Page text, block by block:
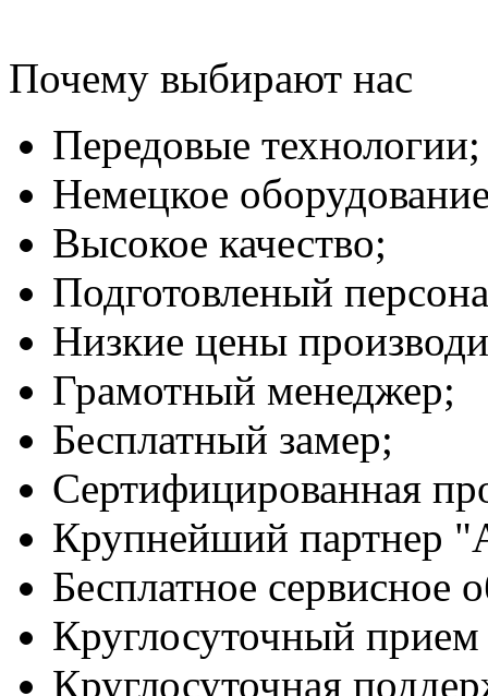
Почему выбирают нас
Передовые технологии;
Немецкое
Высокое качество;
Подготовленый
Низкие цены
Грамотный менеджер;
Бесплатный замер;
Сертифицированная
Крупнейший
Бесплатное сервисное
Круглосуточный прием
Круглосуточная